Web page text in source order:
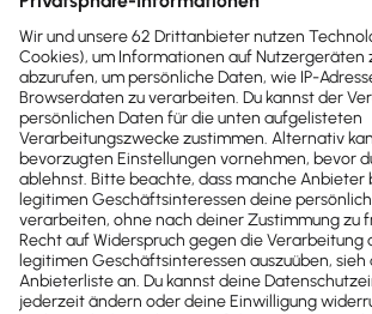
Inhaltsverzeichnis
Einleitung
Vorgehen:
1. Schritt: Kurzarbeitergeld-Stunden
Fall 1: Mitarbeiter hätte an
Fall 2: Mitarbeiter, hätte gearbeitet,